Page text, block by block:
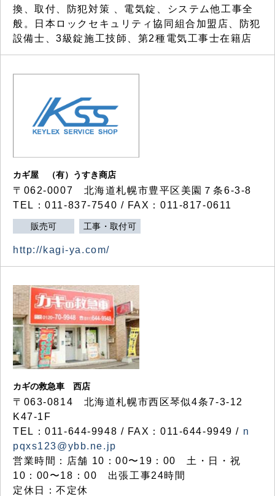
換、取付、防犯対策 、電気錠、システム他工事全
般。日本ロックセキュリティ協同組合加盟店、防犯
設備士、3級錠施工技師、第2種電気工事士在籍店
カギ屋 （有）うすき商店
〒062-0007 北海道札幌市豊平区美園７条6-3-8
TEL：011-837-7540 / FAX：011-817-0611
販売可 工事・取付可
http://kagi-ya.com/
カギの救急車 西店
〒063-0814 北海道札幌市西区琴似4条7-3-12
K47-1F
TEL：011-644-9948 / FAX：011-644-9949 / n
pqxs123@ybb.ne.jp
営業時間：店舗 10：00〜19：00 土・日・祝
10：00〜18：00 出張工事24時間
定休日：不定休